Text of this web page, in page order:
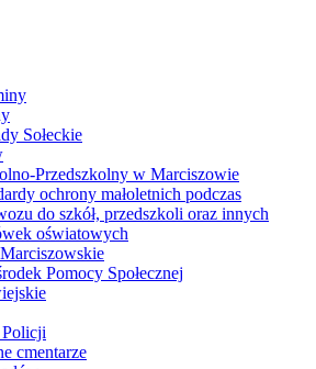
Sołeckie
Przedszkolny w Marciszowie
ochrony małoletnich podczas
do szkół, przedszkoli oraz innych
oświatowych
Pomocy Społecznej
Policji
cmentarze